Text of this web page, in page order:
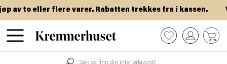
Hopp
til
hovedinnhold
to eller flere varer. Rabatten trekkes fra i kassen.
0